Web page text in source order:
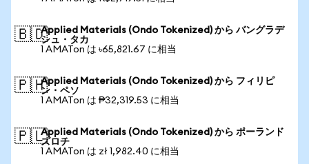
🇧🇩Applied Materials (Ondo Tokenized) から バングラデ
シュ・タカ
1 AMATon は ৳65,821.67 に相当
🇵🇭Applied Materials (Ondo Tokenized) から フィリピ
ン・ペソ
1 AMATon は ₱32,319.53 に相当
🇵🇱Applied Materials (Ondo Tokenized) から ポーランド
ズロチ
1 AMATon は zł 1,982.40 に相当